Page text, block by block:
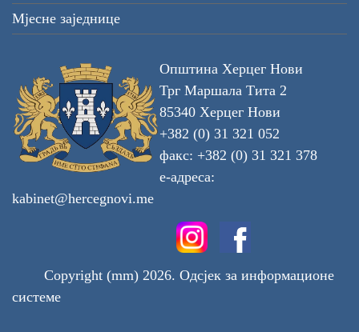
Мјесне заједнице
Општина Херцег Нови
Трг Маршала Тита 2
85340 Херцег Нови
+382 (0) 31 321 052
факс: +382 (0) 31 321 378
е-адреса:
kabinet@hercegnovi.me
Copyright (mm) 2026. Одсјек за информационе
системе